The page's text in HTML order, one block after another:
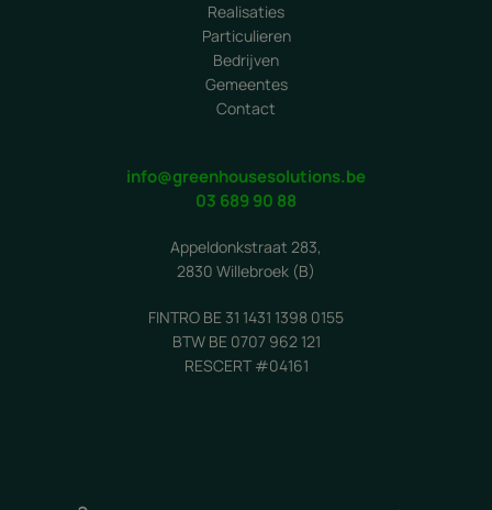
Realisaties
Particulieren
Bedrijven
Gemeentes
Contact
info@greenhousesolutions.be
03 689 90 88
Appeldonkstraat 283,
2830 Willebroek (B)
FINTRO BE 31 1431 1398 0155
BTW BE 0707 962 121
RESCERT #04161